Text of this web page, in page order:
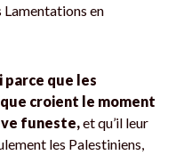
en
parce que les
croient le moment
funeste,et qu’il leur
les Palestiniens,